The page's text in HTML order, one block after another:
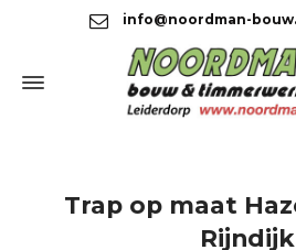
info@noordman-
Trap op maat
Rijndijk